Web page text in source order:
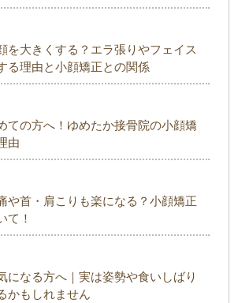
を大きくする？エラ張りやフェイス
る理由と小顔矯正との関係
ての方へ！ゆめたか接骨院の小顔矯
由
や首・肩こりも楽になる？小顔矯正
て！
になる方へ｜実は姿勢や食いしばり
かもしれません